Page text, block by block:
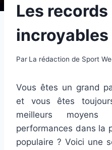
Les
Par La rédaction de Sport
Vous êtes un grand
et vous êtes
meilleurs
performances dans la
populaire ? Voici une